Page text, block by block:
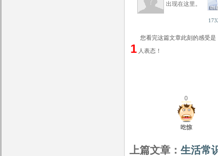
出现在这里。
您看完这篇文章此刻的感受是
1 人表态！
0
吃惊
上篇文章： 生活常